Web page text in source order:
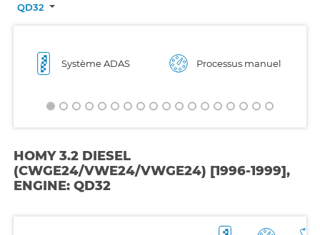
QD32
Système ADAS Processus manuel
HOMY 3.2 DIESEL
(CWGE24/VWE24/VWGE24) [1996-1999],
ENGINE: QD32